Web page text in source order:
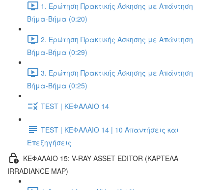
1. Ερώτηση Πρακτικής Άσκησης με Απάντηση
Βήμα-Βήμα (0:20)
2. Ερώτηση Πρακτικής Άσκησης με Απάντηση
Βήμα-Βήμα (0:29)
3. Ερώτηση Πρακτικής Άσκησης με Απάντηση
Βήμα-Βήμα (0:25)
TEST | ΚΕΦΑΛΑΙΟ 14
TEST | ΚΕΦΑΛΑΙΟ 14 | 10 Απαντήσεις και
Επεξηγήσεις
ΚΕΦΑΛΑΙΟ 15: V-RAY ASSET EDITOR (ΚΑΡΤΕΛΑ
IRRADIANCE MAP)